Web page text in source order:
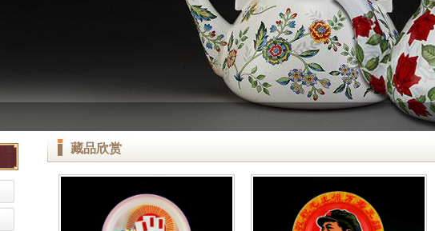
藏品欣赏